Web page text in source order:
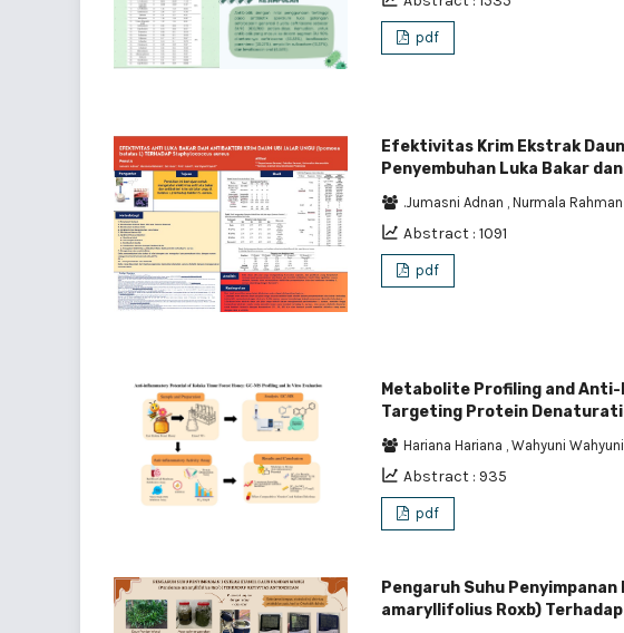
pdf
Efektivitas Krim Ekstrak
Penyembuhan Luka Bakar
.Jumasni Adnan Nurmala Rahman
Abstract : 1091
pdf
Metabolite Profiling and
Targeting Protein
Hariana Hariana Wahyuni Wahyuni
Abstract : 935
pdf
Pengaruh Suhu
amaryllifolius Roxb)